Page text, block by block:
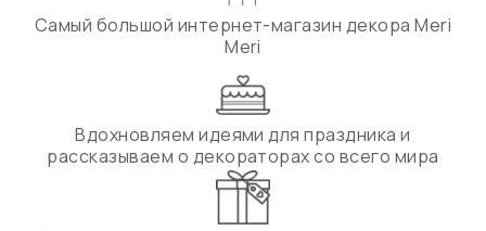
Самый большой интернет-магазин декора Meri
Meri
Вдохновляем идеями для праздника и
рассказываем о декораторах со всего мира